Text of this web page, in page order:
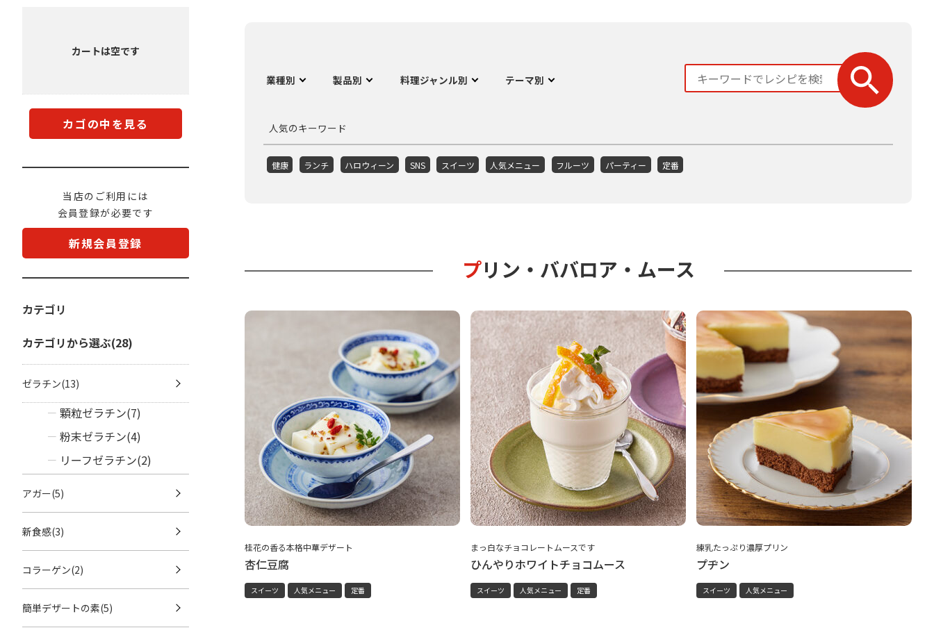
カートは空です
カゴの中を見る
当店のご利用には
会員登録が必要です
新規会員登録
カテゴリ
カテゴリから選ぶ(28)
ゼラチン(13)
顆粒ゼラチン(7)
粉末ゼラチン(4)
リーフゼラチン(2)
アガー(5)
新食感(3)
コラーゲン(2)
簡単デザートの素(5)
業種別 製品別 料理ジャンル別 テーマ別
人気のキーワード
健康 ランチ ハロウィーン SNS スイーツ 人気メニュー フルーツ パーティー 定番
プリン・ババロア・ムース
桂花の香る本格中華デザート
杏仁豆腐
スイーツ 人気メニュー 定番
まっ白なチョコレートムースです
ひんやりホワイトチョコムース
スイーツ 人気メニュー 定番
練乳たっぷり濃厚プリン
プヂン
スイーツ 人気メニュー